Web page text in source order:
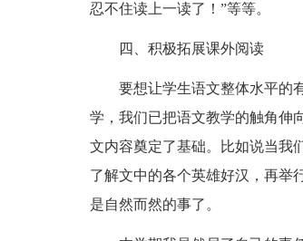
忍不住读上一读了！”等等。
四、积极拓展课外阅读
要想让学生语文整体水平的
学，我们已把语文教学的触角伸
文内容奠定了基础。比如说当我
了解文中的各个英雄好汉，再举
是自然而然的事了。